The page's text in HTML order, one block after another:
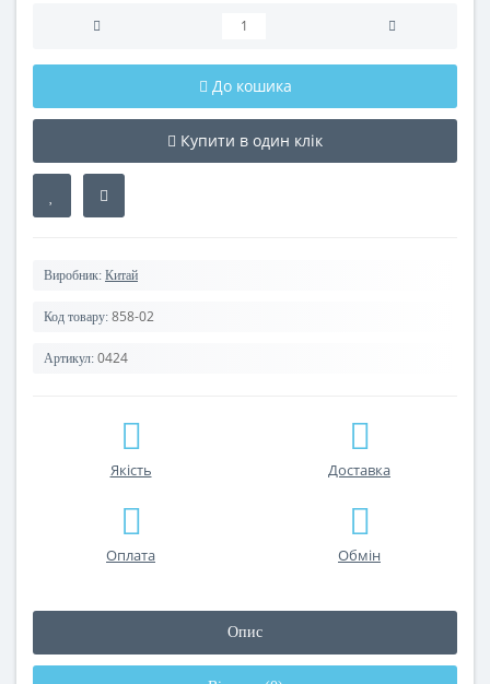
До кошика
Купити в один клік
Виробник: Китай
Код товару: 858-02
Артикул: 0424
Якість Доставка
Оплата Обмін
Опис